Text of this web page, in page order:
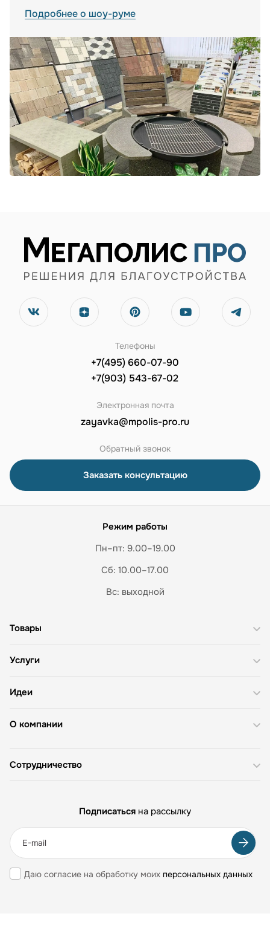
Подробнее о шоу-руме
Телефоны
+7(495) 660-07-90
+7(903) 543-67-02
Электронная почта
zayavka@mpolis-pro.ru
Обратный звонок
Заказать консультацию
Режим работы
Пн–пт: 9.00–19.00
Сб: 10.00–17.00
Вс: выходной
О компании
Товары
Услуги
Идеи
Сотрудничество
Подписаться на рассылку
Даю согласие на обработку моих персональных данных